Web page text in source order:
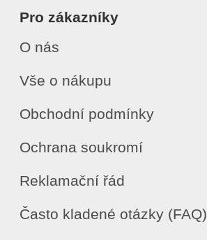
Pro zákazníky
O nás
Vše o nákupu
Obchodní podmínky
Ochrana soukromí
Reklamační řád
Často kladené otázky (FAQ)